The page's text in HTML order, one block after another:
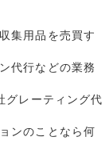
集用品を売買す
代行などの業務
グレーティング代
ンのことなら何